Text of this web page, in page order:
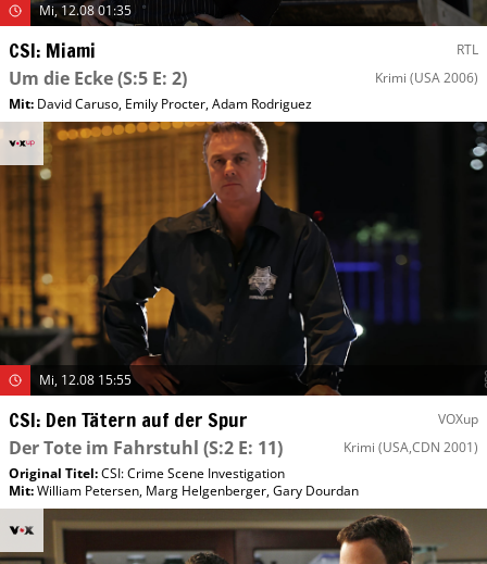
Mi, 12.08 01:35
CSI: Miami RTL
Um die Ecke(S:5 E: 2) Krimi (USA 2006)
Mit: David Caruso, Emily Procter,Adam Rodriguez
Mi, 12.08 15:55
CSI: Den Tätern auf der Spur VOXup
Der Tote im Fahrstuhl (S:2 E: 11) Krimi (USA,CDN 2001)
Original Titel:CSI: Crime Scene Investigation
Mit:William Petersen, Marg Helgenberger,Gary Dourdan